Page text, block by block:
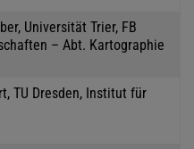
Universität Trier, FB
– Abt. Kartographie
TU Dresden, Institut für